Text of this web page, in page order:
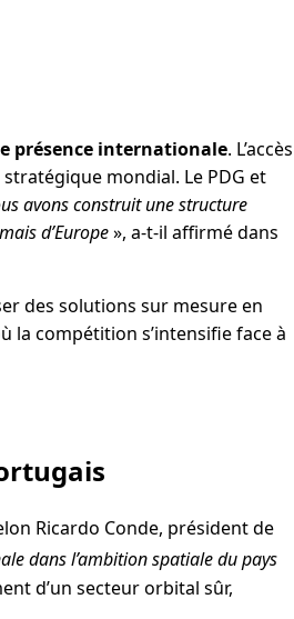
présence internationale. L’accès
mondial. Le PDG et
avons construit une structure
d’Europe», a-t-il affirmé dans
des solutions sur mesure en
la compétition s’intensifie face à
Ricardo Conde, président de
dans l’ambition spatiale du pays
d’un secteur orbital sûr,